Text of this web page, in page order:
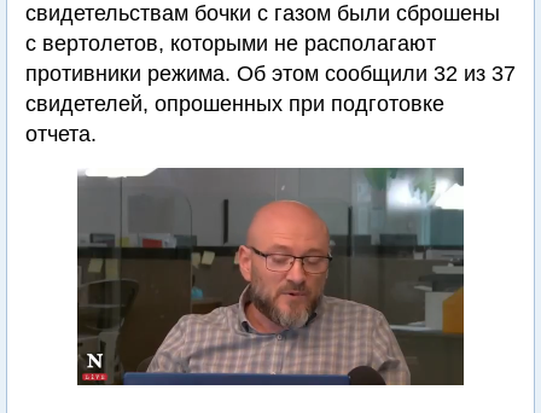
свидетельствам бочки с газом были сброшены
с вертолетов, которыми не располагают
противники режима. Об этом сообщили 32 из 37
свидетелей, опрошенных при подготовке
отчета.